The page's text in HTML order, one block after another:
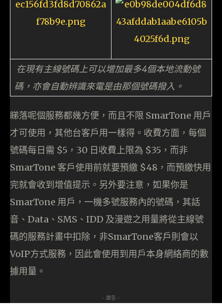
在現有主線號碼上可以增加最多4個本地流動號
碼，亦會自動辨識來電是由那個號碼撥入。
睇落呢個服務都幾方便，而且不限 SmarTone 用戶
才可使用，其他台客戶用一樣得。收費方面，每個
號碼每日需 $5，30 日收費上限為 $35，而非
SmarTone 客戶使用前就要預繳 $48，而預繳快用
完就會收到增值提示。另外要注意，如果你是
SmarTone 用戶，一機多號服務內的號碼，其話
音、Data、SMS、IDD 及漫遊之用量將從主線號
碼的服務計畫中扣除，非SmarTone客戶則會以
VoIP方式服務，因此會使用到用戶本身網絡商的數
據用量。
- 廣告 -